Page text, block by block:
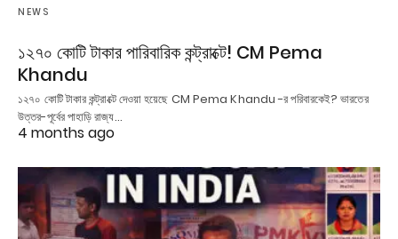
NEWS
১২৭০ কোটি টাকার পারিবারিক কন্ট্রাক্টে! CM Pema
Khandu
১২৭০ কোটি টাকার কন্ট্রাক্টে দেওয়া হয়েছে CM Pema Khandu -র পরিবারকেই? ভারতের
উত্তর-পূর্বের পাহাড়ি রাজ্য…
4 months ago